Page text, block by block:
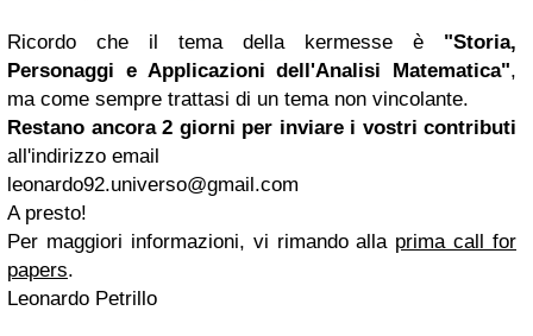
Ricordo che il tema della kermesse è "Storia,
Personaggi e Applicazioni dell'Analisi Matematica",
ma come sempre trattasi di un tema non vincolante.
Restano ancora 2 giorni per inviare i vostri contributi
all'indirizzo email
leonardo92.universo@gmail.com
A presto!
Per maggiori informazioni, vi rimando alla prima call for
papers.
Leonardo Petrillo